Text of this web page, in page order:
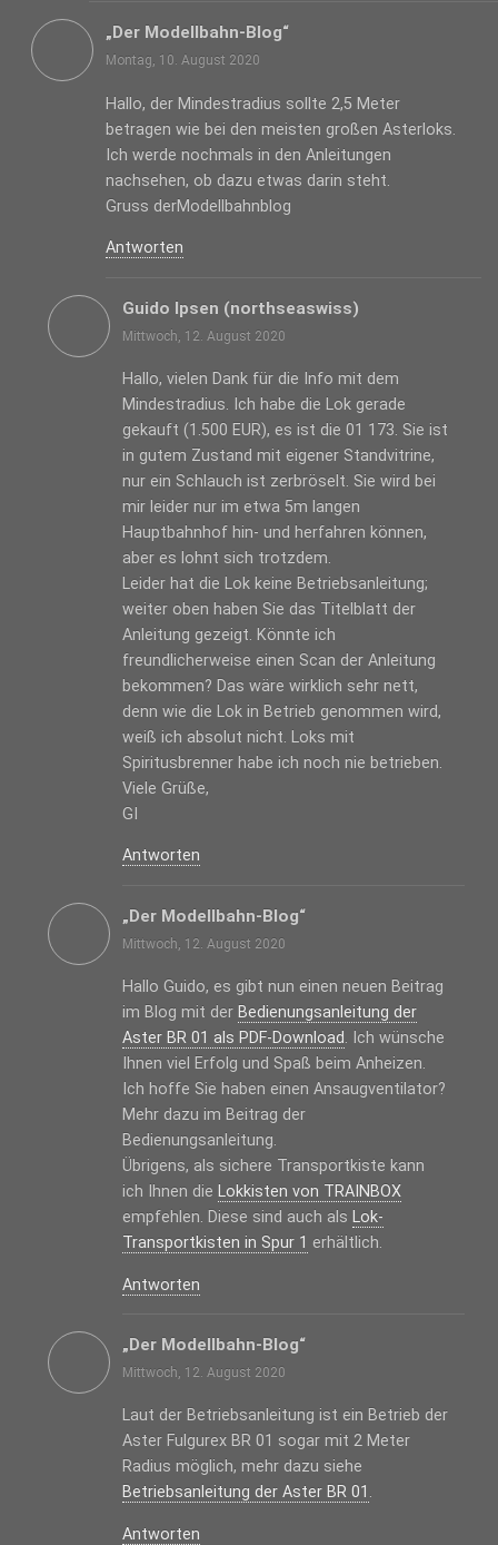
„Der Modellbahn-Blog“
Montag, 10. August 2020
Hallo, der Mindestradius sollte 2,5 Meter
betragen wie bei den meisten großen Asterloks.
Ich werde nochmals in den Anleitungen
nachsehen, ob dazu etwas darin steht.
Gruss derModellbahnblog
Antworten
Guido Ipsen (northseaswiss)
Mittwoch, 12. August 2020
Hallo, vielen Dank für die Info mit dem
Mindestradius. Ich habe die Lok gerade
gekauft (1.500 EUR), es ist die 01 173. Sie ist
in gutem Zustand mit eigener Standvitrine,
nur ein Schlauch ist zerbröselt. Sie wird bei
mir leider nur im etwa 5m langen
Hauptbahnhof hin- und herfahren können,
aber es lohnt sich trotzdem.
Leider hat die Lok keine Betriebsanleitung;
weiter oben haben Sie das Titelblatt der
Anleitung gezeigt. Könnte ich
freundlicherweise einen Scan der Anleitung
bekommen? Das wäre wirklich sehr nett,
denn wie die Lok in Betrieb genommen wird,
weiß ich absolut nicht. Loks mit
Spiritusbrenner habe ich noch nie betrieben.
Viele Grüße,
GI
Antworten
„Der Modellbahn-Blog“
Mittwoch, 12. August 2020
Hallo Guido, es gibt nun einen neuen Beitrag
im Blog mit der Bedienungsanleitung der
Aster BR 01 als PDF-Download. Ich wünsche
Ihnen viel Erfolg und Spaß beim Anheizen.
Ich hoffe Sie haben einen Ansaugventilator?
Mehr dazu im Beitrag der
Bedienungsanleitung.
Übrigens, als sichere Transportkiste kann
ich Ihnen die Lokkisten von TRAINBOX
empfehlen. Diese sind auch als Lok-
Transportkisten in Spur 1 erhältlich.
Antworten
„Der Modellbahn-Blog“
Mittwoch, 12. August 2020
Laut der Betriebsanleitung ist ein Betrieb der
Aster Fulgurex BR 01 sogar mit 2 Meter
Radius möglich, mehr dazu siehe
Betriebsanleitung der Aster BR 01 .
Antworten